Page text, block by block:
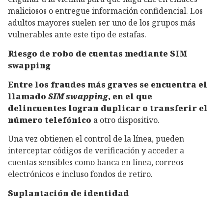
maliciosos o entregue información confidencial. Los
adultos mayores suelen ser uno de los grupos más
vulnerables ante este tipo de estafas.
Riesgo de robo de cuentas mediante SIM
swapping
Entre los fraudes más graves se encuentra el
llamado SIM swapping, en el que
delincuentes logran duplicar o transferir el
número telefónico a otro dispositivo.
Una vez obtienen el control de la línea, pueden
interceptar códigos de verificación y acceder a
cuentas sensibles como banca en línea, correos
electrónicos e incluso fondos de retiro.
Suplantación de identidad